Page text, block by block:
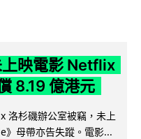
映電影 Netflix
8.19 億港元
洛杉磯辦公室被竊，未上
母帶亦告失蹤。電影...